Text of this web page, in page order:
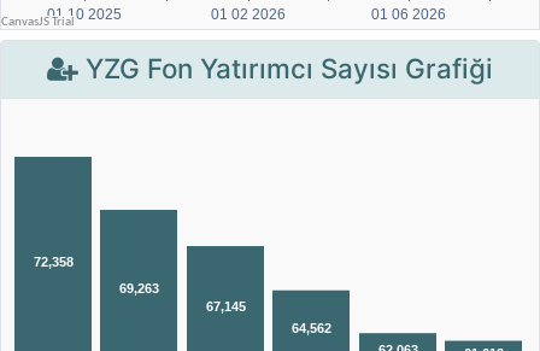
YZG Fon Yatırımcı Sayısı Grafiği